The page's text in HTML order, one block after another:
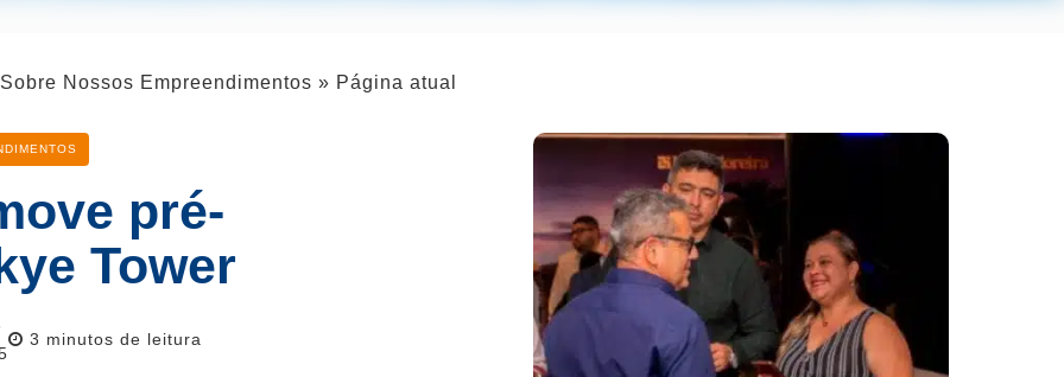
Nossos Empreendimentos » Página atual
pré-
Tower
Reading
3 minutos de leitura